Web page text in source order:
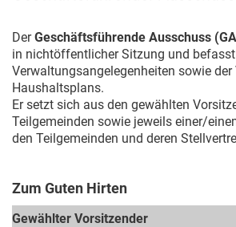
DerGeschäftsführende Ausschuss
in nichtöffentlicher Sitzung und
Verwaltungsangelegenheiten sowie der
Haushaltsplans.
Er setzt sich aus den gewählten
Teilgemeinden sowie jeweils einer/
den Teilgemeinden und deren
Zum Guten Hirten
Gewählter Vorsitzender